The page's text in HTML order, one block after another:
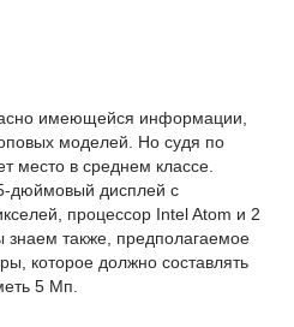
имеющейся информации,
моделей. Но судя по
место в среднем классе.
дюймовый дисплей с
процессор Intel Atom и 2
также, предполагаемое
которое должно составлять
5 Мп.